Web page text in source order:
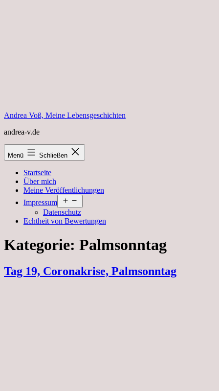
Andrea Voß, Meine Lebensgeschichten
andrea-v.de
Menü Schließen
Startseite
Über mich
Meine Veröffentlichungen
Impressum
öffnen
Datenschutz
Echtheit von Bewertungen
Kategorie: Palmsonntag
Tag 19, Coronakrise, Palmsonntag